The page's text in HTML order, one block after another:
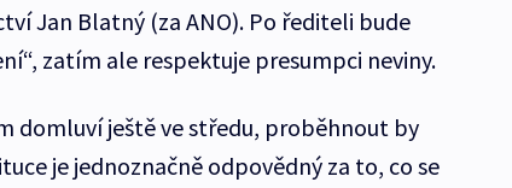
Jan Blatný (za ANO). Po řediteli bude
zatím ale respektuje presumpci neviny.
domluví ještě ve středu, proběhnout by
je jednoznačně odpovědný za to, co se